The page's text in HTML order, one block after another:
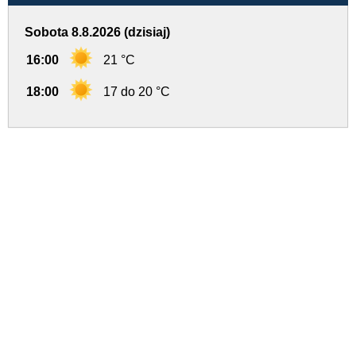
Sobota 8.8.2026 (dzisiaj)
16:00 21 °C
18:00 17 do 20 °C